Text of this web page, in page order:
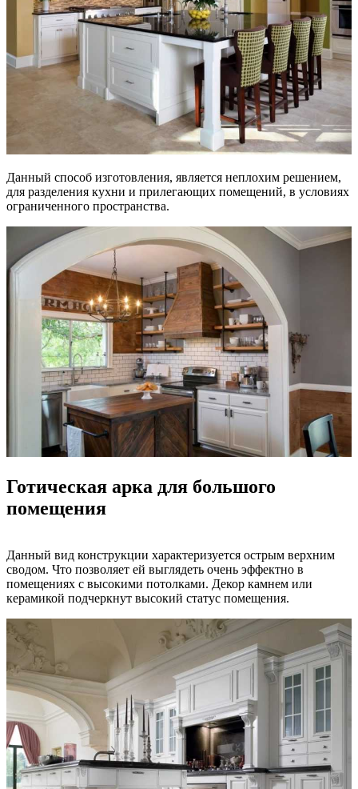
Данный способ изготовления, является неплохим решением,
для разделения кухни и прилегающих помещений, в условиях
ограниченного пространства.
Готическая арка для большого
помещения
Данный вид конструкции характеризуется острым верхним
сводом. Что позволяет ей выглядеть очень эффектно в
помещениях с высокими потолками. Декор камнем или
керамикой подчеркнут высокий статус помещения.